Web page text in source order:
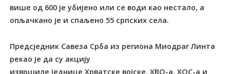
више од 600 је убијено или се води као несталo, а
опљачкано је и спaљeно 55 српских села.
Предсједник Савеза Срба из региона Миодраг Линта
рекао је да су акцију
извршиле једнице Хрватске војске, ХВО-а, ХОС-а и